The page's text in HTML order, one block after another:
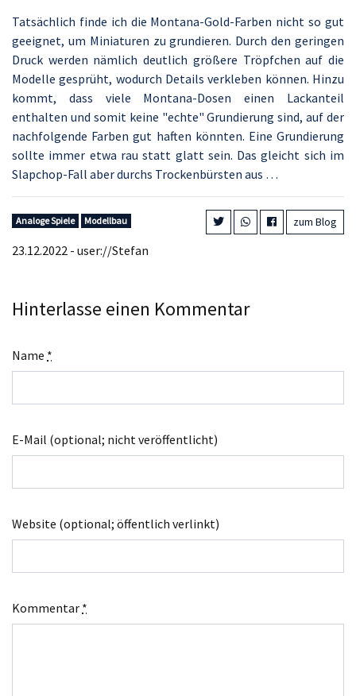
Tatsächlich finde ich die Montana-Gold-Farben nicht so gut
geeignet, um Miniaturen zu grundieren. Durch den geringen
Druck werden nämlich deutlich größere Tröpfchen auf die
Modelle gesprüht, wodurch Details verkleben können. Hinzu
kommt, dass viele Montana-Dosen einen Lackanteil
enthalten und somit keine "echte" Grundierung sind, auf der
nachfolgende Farben gut haften könnten. Eine Grundierung
sollte immer etwa rau statt glatt sein. Das gleicht sich im
Slapchop-Fall aber durchs Trockenbürsten aus …
Analoge Spiele Modellbau zum Blog
23.12.2022 - user://Stefan
Hinterlasse einen Kommentar
Name *
E-Mail (optional; nicht veröffentlicht)
Website (optional; öffentlich verlinkt)
Kommentar *